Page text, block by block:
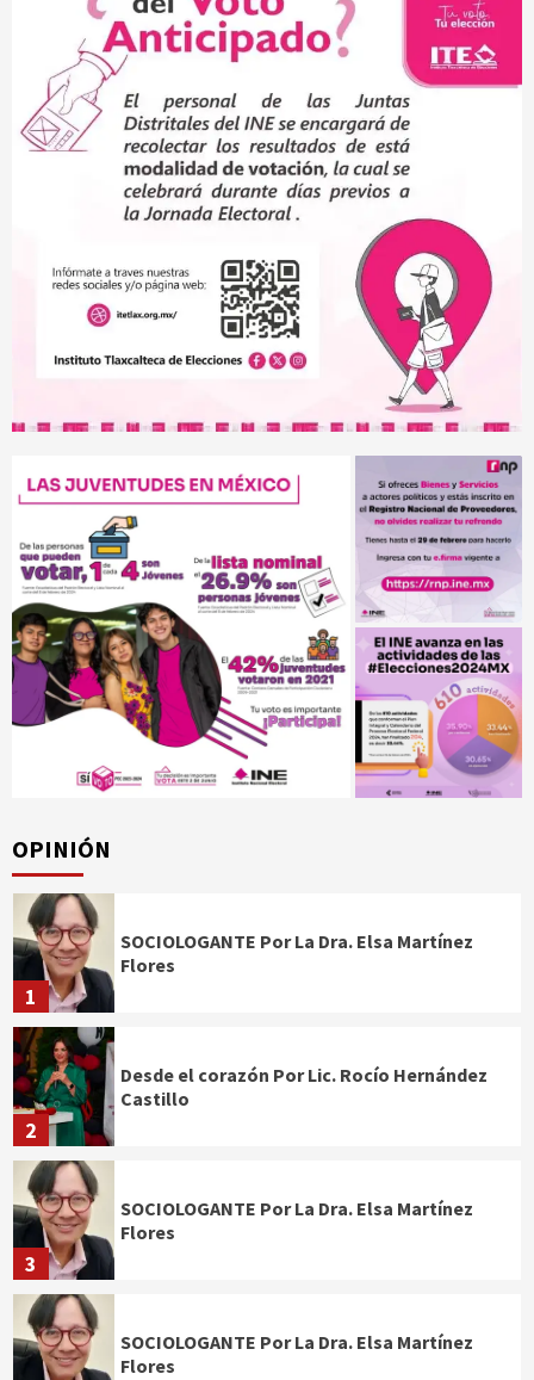
OPINIÓN
1
SOCIOLOGANTE Por La Dra. Elsa Martínez
Flores
2
Desde el corazón Por Lic. Rocío Hernández
Castillo
3
SOCIOLOGANTE Por La Dra. Elsa Martínez
Flores
SOCIOLOGANTE Por La Dra. Elsa Martínez
Flores